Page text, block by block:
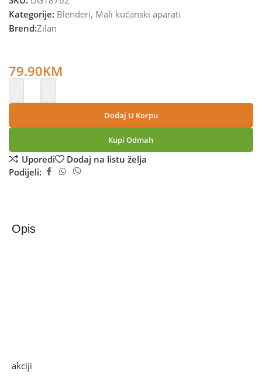
Kategorije: Blenderi, Mali kućanski aparati
Brend:Zilan
79.90KM
Dodaj U Korpu
Kupi Odmah
Uporedi
Dodaj na listu želja
Podijeli:
Opis
akciji